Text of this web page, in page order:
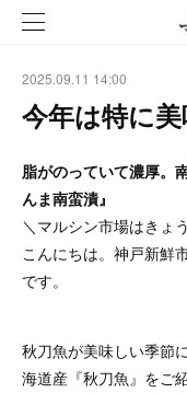
2025.09.11 14:00
今年は特に美
脂がのっていて濃厚。
んま南蛮漬』
＼マルシン市場はきょ
こんにちは。神戸新鮮
です。
秋刀魚が美味しい季節
海道産『秋刀魚』をご